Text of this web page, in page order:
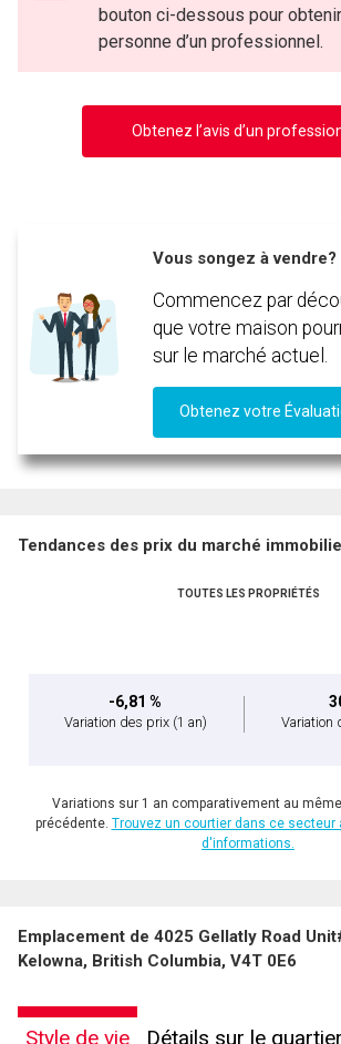
bouton ci-dessous pour
personne d’un professionnel.
Obtenez l’avis d’un
Vous songez à vendre?
Commencez par
que votre maison
sur le marché actuel.
Obtenez votre
Tendances des prix du marché
TOUTES LES PROPRIÉTÉS
-6,81 %
Variation des prix (1 an) Variation
Variations sur 1 an comparativement au
précédente. Trouvez un courtier dans ce secteur
d'informations.
Emplacement de 4025 Gellatly Road
Kelowna, British Columbia, V4T 0E6
Style de vie Détails sur le quartier